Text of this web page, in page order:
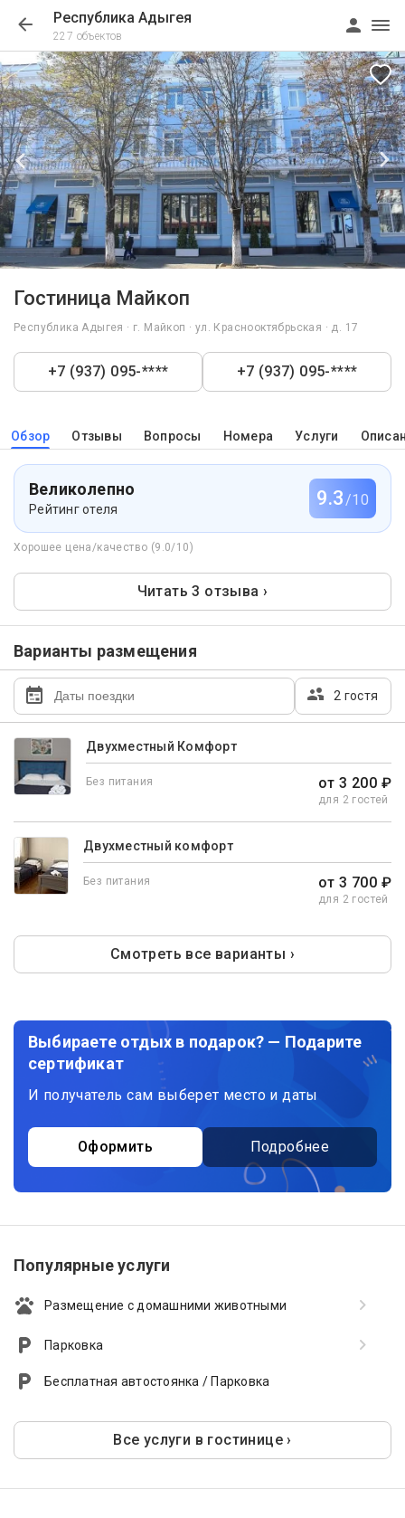
Республика Адыгея
227 объектов
Гостиница Майкоп
Республика Адыгея · г. Майкоп · ул. Краснооктябрьская · д. 17
+7 (937) 095-**** +7 (937) 095-****
Обзор Отзывы Вопросы Номера Услуги
Великолепно
Рейтинг отеля 9.3/10
Хорошее цена/качество (9.0/10)
Читать 3 отзыва ›
Варианты размещения
2 гостя
Двухместный Комфорт
Без питания от 3 200 ₽
для 2 гостей
Двухместный комфорт
Без питания от 3 700 ₽
для 2 гостей
Смотреть все варианты ›
Выбираете отдых в подарок? — Подарите
сертификат
И получатель сам выберет место и даты
Оформить Подробнее
Популярные услуги
Размещение с домашними животными
Парковка
Бесплатная автостоянка / Парковка
Все услуги в гостинице ›